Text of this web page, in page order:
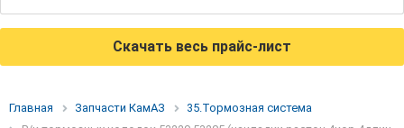
Скачать весь прайс-лист
Главная Запчасти КамАЗ
35.Тормозная система